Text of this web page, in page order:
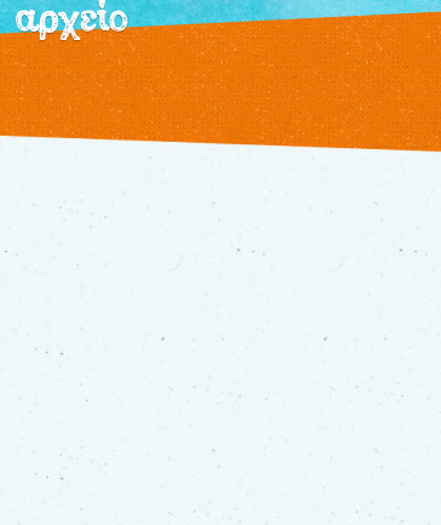
αρχείο